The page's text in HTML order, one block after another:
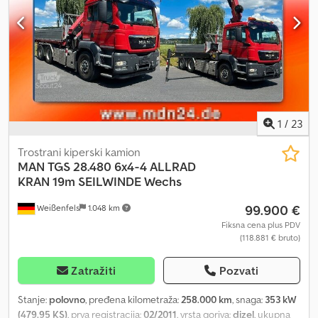
gospodina Enčeva. Radujemo se vašem pozivu. Cjdpfszr S I Iox
Aaiorf Greške i izmene su moguće. Rado ćemo prihvatiti vaše
korišćeno vozilo kao deo uplate. Finansiranje je moguće direktno
kod nas. GOLEC NUTZFAHRZEUGE GMBH Govorimo: nemački,
engleski, španski, poljski, ukrajinski, ruski, bugarski.
1 / 23
Weißenfels 1.048 km
Trostrani kiperski kamion
MAN TGS 28.480 6x4-4 ALLRAD
KRAN 19m SEILWINDE Wechs
99.900 €
Fiksna cena plus PDV
(118.881 € bruto)
Zatražiti Pozvati
Stanje: polovno, pređena kilometraža:258.000 km, snaga: 353 kW
(479,95 KS), prva registracija:02/2011, vrsta goriva:dizel, ukupna